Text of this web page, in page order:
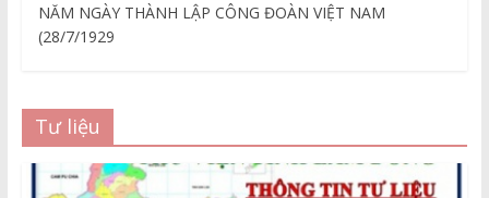
NĂM NGÀY THÀNH LẬP CÔNG ĐOÀN VIỆT NAM
(28/7/1929
Tư liệu